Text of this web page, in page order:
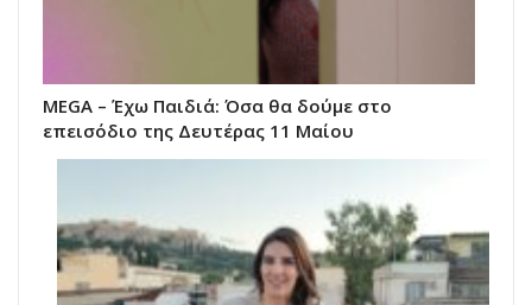
MEGA – Έχω Παιδιά: Όσα θα δούμε στο
επεισόδιο της Δευτέρας 11 Μαίου